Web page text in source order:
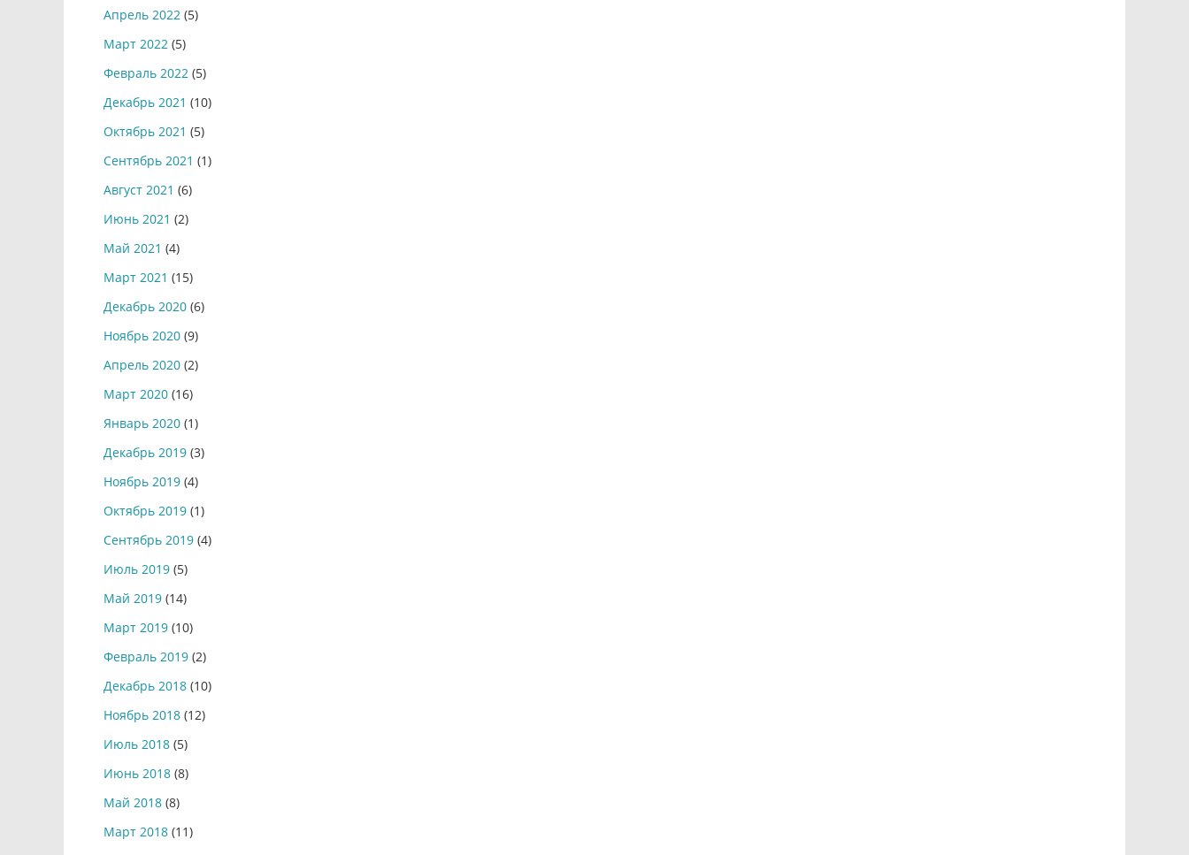
Апрель 2022 (5)
Март 2022 (5)
Февраль 2022 (5)
Декабрь 2021 (10)
Октябрь 2021 (5)
Сентябрь 2021 (1)
Август 2021 (6)
Июнь 2021 (2)
Май 2021 (4)
Март 2021 (15)
Декабрь 2020 (6)
Ноябрь 2020 (9)
Апрель 2020 (2)
Март 2020 (16)
Январь 2020 (1)
Декабрь 2019 (3)
Ноябрь 2019 (4)
Октябрь 2019 (1)
Сентябрь 2019 (4)
Июль 2019 (5)
Май 2019 (14)
Март 2019 (10)
Февраль 2019 (2)
Декабрь 2018 (10)
Ноябрь 2018 (12)
Июль 2018 (5)
Июнь 2018 (8)
Май 2018 (8)
Март 2018 (11)